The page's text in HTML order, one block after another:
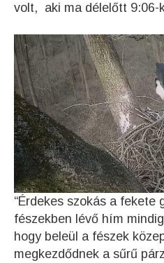
volt, aki ma délelőtt 9:06-
“Érdekes szokás a fekete
fészekben lévő hím
hogy beleül a fészek
megkezdődnek a sűrű